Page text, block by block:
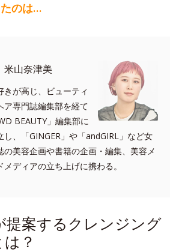
のは…
山奈津美
きが高じ、ビューティ
ア専門誌編集部を経て
BEAUTY」編集部に
し、「GINGER」や「andGIRL」など女
の美容企画や書籍の企画・編集、美容メ
ディアの立ち上げに携わる。
提案するクレンジング
？